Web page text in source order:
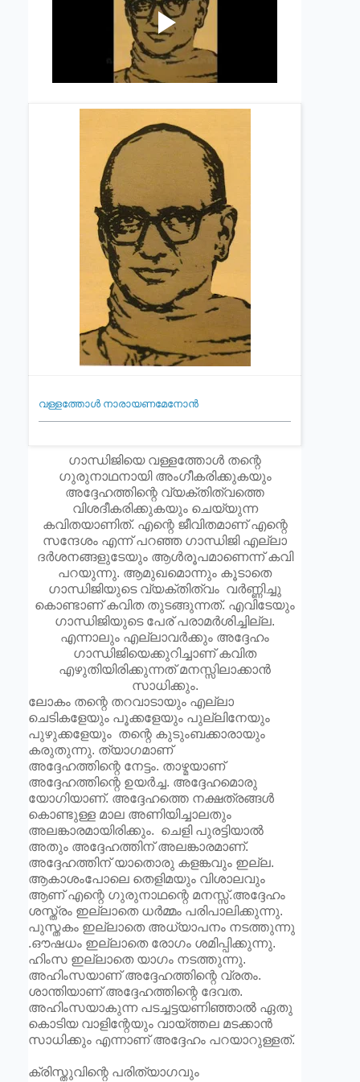
വള്ളത്തോൾ നാരായണമേനോൻ
ഗാന്ധിജിയെ വള്ളത്തോൾ തന്റെ
ഗുരുനാഥനായി അംഗീകരിക്കുകയും
അദ്ദേഹത്തിന്റെ വ്യക്തിത്വത്തെ
വിശദീകരിക്കുകയും ചെയ്യുന്ന
കവിതയാണിത്. എന്റെ ജീവിതമാണ് എന്റെ
സന്ദേശം എന്ന് പറഞ്ഞ ഗാന്ധിജി എല്ലാ
ദർശനങ്ങളുടേയും ആൾരൂപമാണെന്ന് കവി
പറയുന്നു. ആമുഖമൊന്നും കൂടാതെ
ഗാന്ധിജിയുടെ വ്യക്തിത്വം വർണ്ണിച്ചു
കൊണ്ടാണ് കവിത തുടങ്ങുന്നത്. എവിടേയും
ഗാന്ധിജിയുടെ പേര് പരാമർശിച്ചില്ല.
എന്നാലും എല്ലാവർക്കും അദ്ദേഹം
ഗാന്ധിജിയെക്കുറിച്ചാണ് കവിത
എഴുതിയിരിക്കുന്നത് മനസ്സിലാക്കാൻ
സാധിക്കും.
ലോകം തന്റെ തറവാടായും എല്ലാ
ചെടികളേയും പൂക്കളേയും പുല്ലിനേയും
പുഴുക്കളേയും തന്റെ കുടുംബക്കാരായും
കരുതുന്നു. ത്യാഗമാണ്
അദ്ദേഹത്തിന്റെ നേട്ടം. താഴ്മയാണ്
അദ്ദേഹത്തിന്റെ ഉയർച്ച. അദ്ദേഹമൊരു
യോഗിയാണ്. അദ്ദേഹത്തെ നക്ഷത്രങ്ങൾ
കൊണ്ടുള്ള മാല അണിയിച്ചാലതും
അലങ്കാരമായിരിക്കും. ചെളി പുരട്ടിയാൽ
അതും അദ്ദേഹത്തിന് അലങ്കാരമാണ്.
അദ്ദേഹത്തിന് യാതൊരു കളങ്കവും ഇല്ല.
ആകാശംപോലെ തെളിമയും വിശാലവും
ആണ് എന്റെ ഗുരുനാഥന്റെ മനസ്സ്.അദ്ദേഹം
ശസ്ത്രം ഇല്ലാതെ ധർമ്മം പരിപാലിക്കുന്നു.
പുസ്തകം ഇല്ലാതെ അധ്യാപനം നടത്തുന്നു
.ഔഷധം ഇല്ലാതെ രോഗം ശമിപ്പിക്കുന്നു.
ഹിംസ ഇല്ലാതെ യാഗം നടത്തുന്നു.
അഹിംസയാണ് അദ്ദേഹത്തിന്റെ വ്രതം.
ശാന്തിയാണ് അദ്ദേഹത്തിന്റെ ദേവത.
അഹിംസയാകുന്ന പടച്ചട്ടയണിഞ്ഞാൽ ഏതു
കൊടിയ വാളിന്റേയും വായ്ത്തല മടക്കാൻ
സാധിക്കും എന്നാണ് അദ്ദേഹം പറയാറുള്ളത്.
ക്രിസ്തുവിന്റെ പരിത്യാഗവും